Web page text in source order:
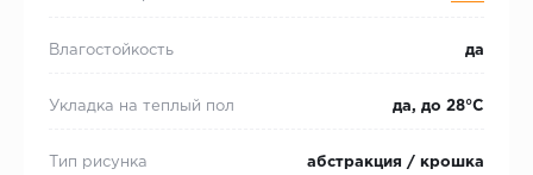
Влагостойкость да
Укладка на теплый пол да, до 28°С
Тип рисунка абстракция / крошка